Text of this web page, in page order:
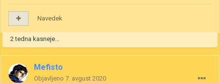
Navedek
2 tedna kasneje...
Mefisto
Objavljeno 7. avgust 2020